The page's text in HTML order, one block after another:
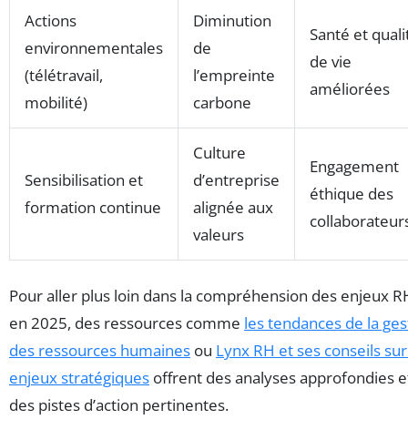
Actions
environnementales
(télétravail,
mobilité)
Diminution
de
l’empreinte
carbone
Santé et
de vie
améliorées
Sensibilisation et
formation continue
Culture
d’entreprise
alignée aux
valeurs
Engagement
éthique des
Pour aller plus loin dans la compréhension des enjeux
en 2025, des ressources comme les tendances de la
des ressources humaines ou Lynx RH et ses conseils
enjeux stratégiques offrent des analyses approfondies
des pistes d’action pertinentes.